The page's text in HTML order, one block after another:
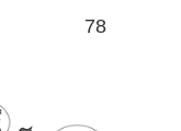
78